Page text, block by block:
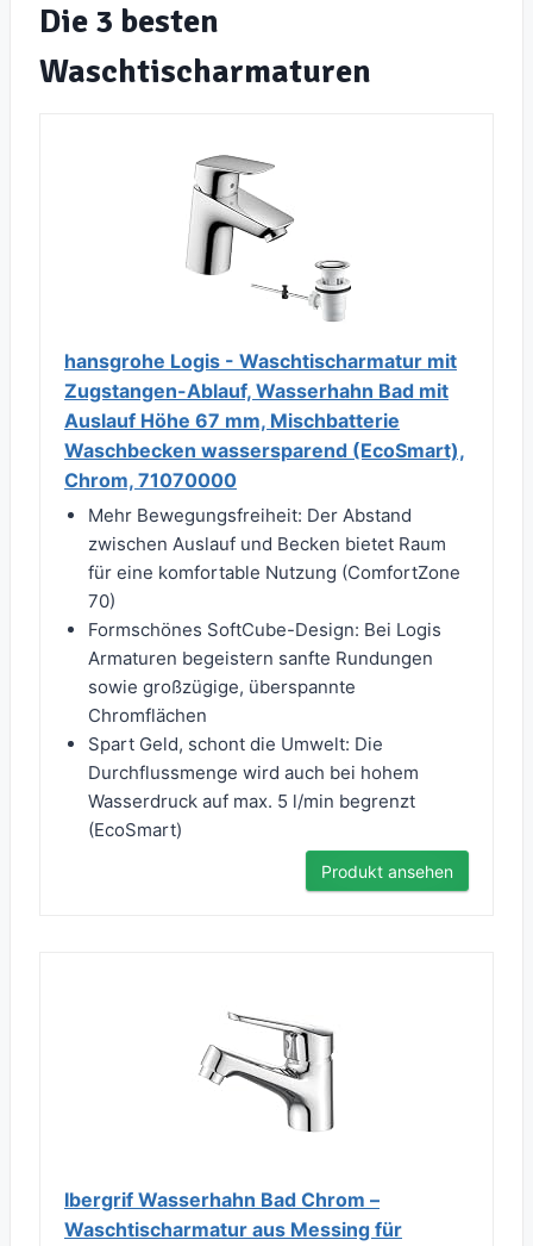
Die 3 besten
Waschtischarmaturen
hansgrohe Logis - Waschtischarmatur mit
Zugstangen-Ablauf, Wasserhahn Bad mit
Auslauf Höhe 67 mm, Mischbatterie
Waschbecken wassersparend (EcoSmart),
Chrom, 71070000
Mehr Bewegungsfreiheit: Der Abstand
zwischen Auslauf und Becken bietet Raum
für eine komfortable Nutzung (ComfortZone
70)
Formschönes SoftCube-Design: Bei Logis
Armaturen begeistern sanfte Rundungen
sowie großzügige, überspannte
Chromflächen
Spart Geld, schont die Umwelt: Die
Durchflussmenge wird auch bei hohem
Wasserdruck auf max. 5 l/min begrenzt
(EcoSmart)
Produkt ansehen
Ibergrif Wasserhahn Bad Chrom –
Waschtischarmatur aus Messing für